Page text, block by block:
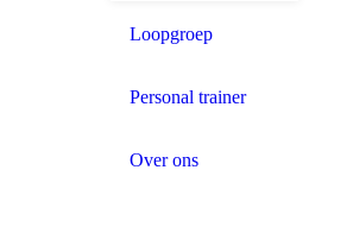
Loopgroep
Personal trainer
Over ons